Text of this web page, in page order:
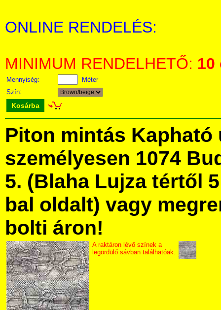
ONLINE RENDELÉS:
MINIMUM RENDELHETŐ: 10
Mennyiség:
Méter
Szín:
Kosárba
Piton mintás Kapható
személyesen 1074
5. (Blaha Lujza tértől
bal oldalt) vagy
bolti áron!
A raktáron lévő színek a
legördülő sávban találhatóak.